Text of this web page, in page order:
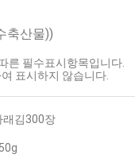
축산물))
른 필수표시항목입니다.
표시하지 않습니다.
래김300장